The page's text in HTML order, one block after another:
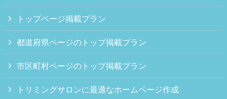
トップページ掲載プラン
都道府県ページのトップ掲載プラン
市区町村ページのトップ掲載プラン
トリミングサロンに最適なホームページ作成